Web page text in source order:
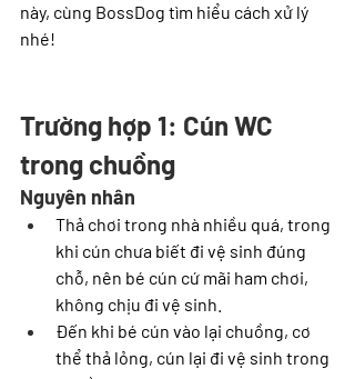
này, cùng BossDog tìm hiểu cách xử lý
nhé!
Trường hợp 1: Cún WC
trong chuồng
Nguyên nhân
Thả chơi trong nhà nhiều quá, trong
khi cún chưa biết đi vệ sinh đúng
chỗ, nên bé cún cứ mãi ham chơi,
không chịu đi vệ sinh.
Đến khi bé cún vào lại chuồng, cơ
thể thả lỏng, cún lại đi vệ sinh trong